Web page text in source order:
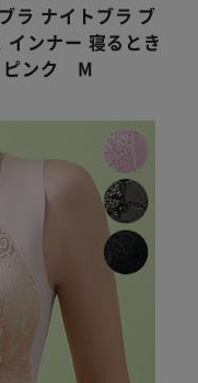
ラ ナイトブラ ブ
ンナー 寝るとき
ピンク M
購入手続きへ